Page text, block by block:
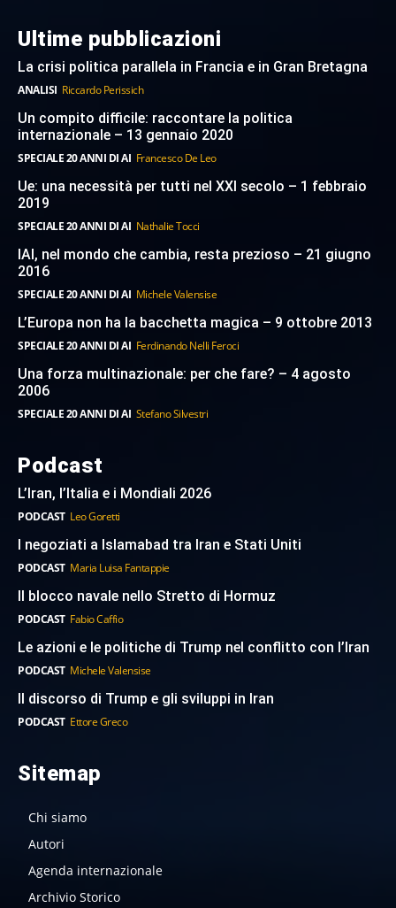
Ultime pubblicazioni
La crisi politica parallela in Francia e in Gran Bretagna
ANALISI Riccardo Perissich
Un compito difficile: raccontare la politica
internazionale – 13 gennaio 2020
SPECIALE 20 ANNI DI AI Francesco De Leo
Ue: una necessità per tutti nel XXI secolo – 1 febbraio
2019
SPECIALE 20 ANNI DI AI Nathalie Tocci
IAI, nel mondo che cambia, resta prezioso – 21 giugno
2016
SPECIALE 20 ANNI DI AI Michele Valensise
L’Europa non ha la bacchetta magica – 9 ottobre 2013
SPECIALE 20 ANNI DI AI Ferdinando Nelli Feroci
Una forza multinazionale: per che fare? – 4 agosto
2006
SPECIALE 20 ANNI DI AI Stefano Silvestri
Podcast
L’Iran, l’Italia e i Mondiali 2026
PODCAST Leo Goretti
I negoziati a Islamabad tra Iran e Stati Uniti
PODCAST Maria Luisa Fantappie
Il blocco navale nello Stretto di Hormuz
PODCAST Fabio Caffio
Le azioni e le politiche di Trump nel conflitto con l’Iran
PODCAST Michele Valensise
Il discorso di Trump e gli sviluppi in Iran
PODCAST Ettore Greco
Sitemap
Chi siamo
Autori
Agenda internazionale
Archivio Storico